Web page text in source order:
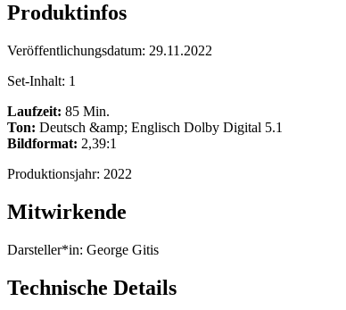
Produktinfos
Veröffentlichungsdatum: 29.11.2022
Set-Inhalt: 1
Laufzeit: 85 Min.
Ton: Deutsch &amp; Englisch Dolby Digital 5.1
Bildformat: 2,39:1
Produktionsjahr: 2022
Mitwirkende
Darsteller*in: George Gitis
Technische Details